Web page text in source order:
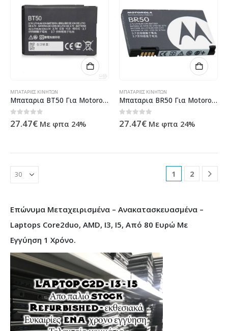
ΜΠΑΤΑΡΊΕΣ ΚΙΝΗΤΏΝ
Μπαταρια BT50 Για Motorola E1000 – V1050 – V360 – V980 Bulk
0out of 5
27.47€ Με φπα 24%
ΜΠΑΤΑΡΊΕΣ ΚΙΝΗΤΏΝ
Μπαταρια BR50 Για Motorola V3 Bulk
0out of 5
27.47€ Με φπα 24%
1 2
Επώνυμα Μεταχειρισμένα – Ανακατασκευασμένα –
Laptops Core2duo, AMD, I3, I5, Από 80 Ευρώ Με
Εγγύηση 1 Χρόνο.